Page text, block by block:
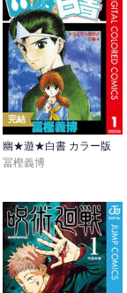
完結
幽★遊★白書 カラー版
冨樫義博